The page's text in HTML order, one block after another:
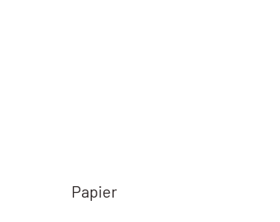
Papier